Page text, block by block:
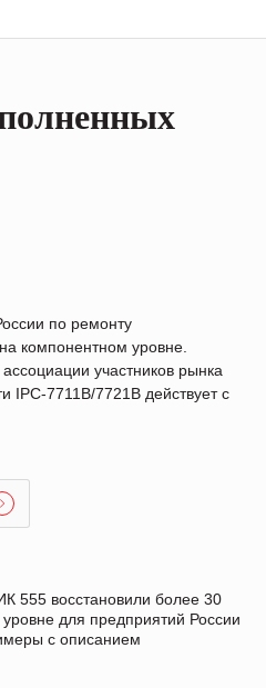
по ремонту
компонентном уровне.
участников рынка
IPC-7711B/7721B действует с
555 восстановили более 30
для предприятий России
с описанием